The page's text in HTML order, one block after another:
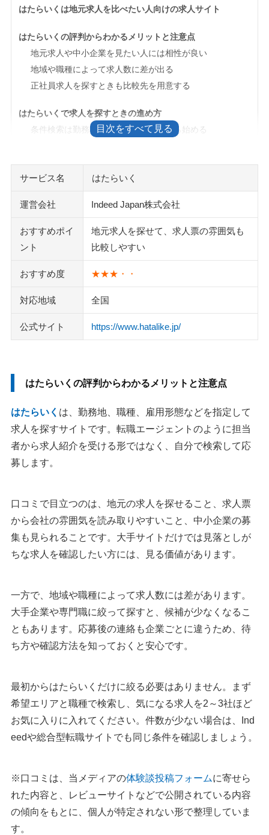
はたらいくは地元求人を比べたい人向けの求人サイト
はたらいくの評判からわかるメリットと注意点
地元求人や中小企業を見たい人には相性が良い
地域や職種によって求人数に差が出る
正社員求人を探すときも比較先を用意する
はたらいくで求人を探すときの進め方
条件検索は勤務地・職種・雇用形態から始める
応募後に連絡がこないときの確認ポイント
応募済みリストとメールの受信設定を確認する
アプリより公式サイトのWeb画面を基準に確認する
退会は応募中の連絡を確認してから進める
求職者向けの求人サイト自体は確認できる
掲載料金は求人を出す企業側の話
はたらいく以外も併用して求人の幅を広げる
イーアイデム正社員
求人ボックス
日経転職版
Indeed（インディード）
執筆者・監修者のmotoについて
サービス名 はたらいく
運営会社 Indeed Japan株式会社
おすすめポイ
ント
地元求人を探せて、求人票の雰囲気も
比較しやすい
おすすめ度 ★★★・・
対応地域 全国
公式サイト https://www.hatalike.jp/
はたらいくの評判からわかるメリットと注意点
はたらいく は、勤務地、職種、雇用形態などを指定して
求人を探すサイトです。転職エージェントのように担当
者から求人紹介を受ける形ではなく、自分で検索して応
募します。
口コミで目立つのは、地元の求人を探せること、求人票
から会社の雰囲気を読み取りやすいこと、中小企業の募
集も見られることです。大手サイトだけでは見落としが
ちな求人を確認したい方には、見る価値があります。
一方で、地域や職種によって求人数には差があります。
大手企業や専門職に絞って探すと、候補が少なくなるこ
ともあります。応募後の連絡も企業ごとに違うため、待
ち方や確認方法を知っておくと安心です。
最初からはたらいくだけに絞る必要はありません。まず
希望エリアと職種で検索し、気になる求人を2～3社ほど
お気に入りに入れてください。件数が少ない場合は、Ind
eedや総合型転職サイトでも同じ条件を確認しましょう。
※口コミは、当メディアの体験談投稿フォームに寄せら
れた内容と、レビューサイトなどで公開されている内容
の傾向をもとに、個人が特定されない形で整理していま
す。